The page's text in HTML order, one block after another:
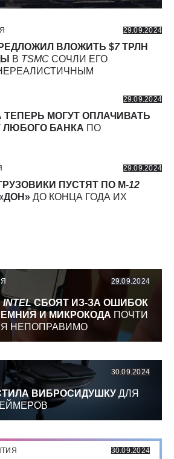
29.09.2024
ВЛОЖИТЬ $7ТРЛН
В TSMC СОЧЛИ ЕГО
29.09.2024
ТЕПЕРЬ МОГУТ ОПЛАЧИВАТЬ
ЛЮБОГО БАНКА ПО
29.09.2024
ПУСТЯТ ПО М-12
ДО КОНЦА ГОДА ИХ
29.09.2024
INTELСБОЯТ ИЗ-ЗА ОШИБОК
И МИКРОКОДА ПОЧТИ
НЕПОПРАВИМО
30.09.2024
ВИБРОСИДУШКУ ДЛЯ
30.09.2024